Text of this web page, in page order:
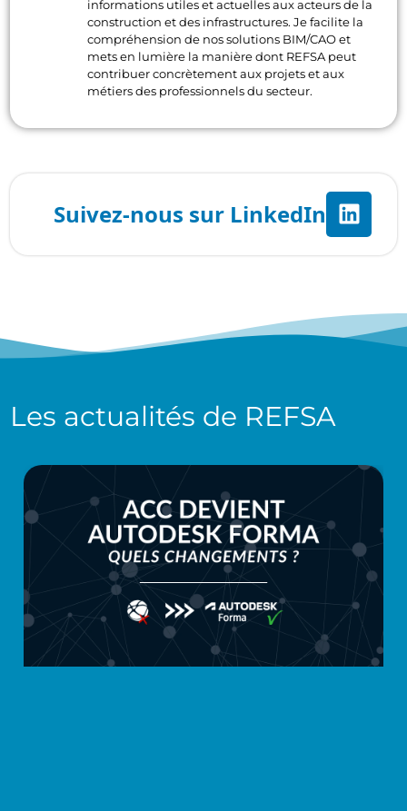
informations utiles et actuelles aux acteurs de la
construction et des infrastructures. Je facilite la
compréhension de nos solutions BIM/CAO et
mets en lumière la manière dont REFSA peut
contribuer concrètement aux projets et aux
métiers des professionnels du secteur.
Les actualités de REFSA